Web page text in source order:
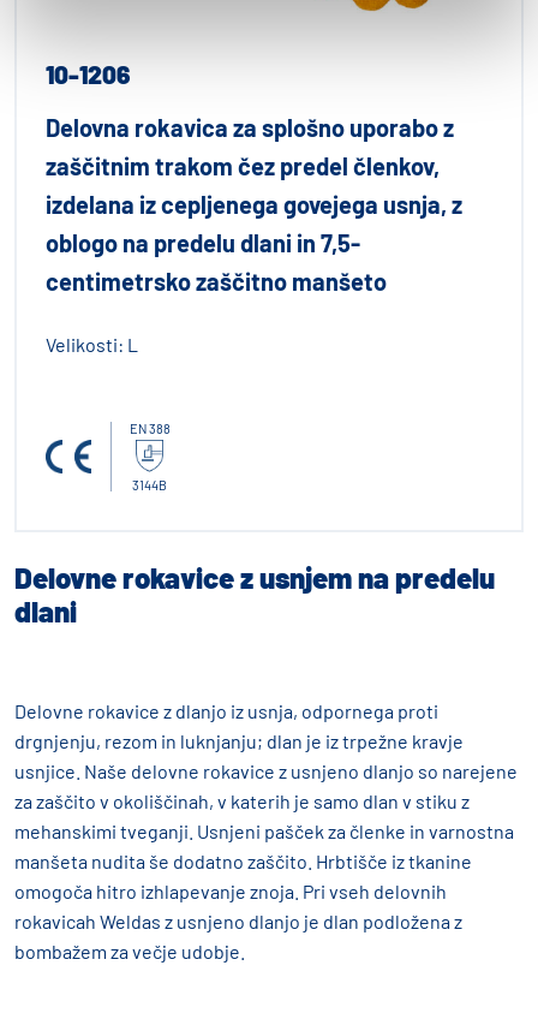
10-1206
Delovna rokavica za splošno uporabo z
zaščitnim trakom čez predel členkov,
izdelana iz cepljenega govejega usnja, z
oblogo na predelu dlani in 7,5-
centimetrsko zaščitno manšeto
Velikosti: L
EN 388
3144B
Delovne rokavice z usnjem na predelu
dlani
Delovne rokavice z dlanjo iz usnja, odpornega proti
drgnjenju, rezom in luknjanju; dlan je iz trpežne kravje
usnjice. Naše delovne rokavice z usnjeno dlanjo so narejene
za zaščito v okoliščinah, v katerih je samo dlan v stiku z
mehanskimi tveganji. Usnjeni pašček za členke in varnostna
manšeta nudita še dodatno zaščito. Hrbtišče iz tkanine
omogoča hitro izhlapevanje znoja. Pri vseh delovnih
rokavicah Weldas z usnjeno dlanjo je dlan podložena z
bombažem za večje udobje.